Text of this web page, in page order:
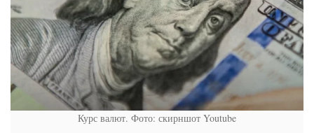
Курс валют. Фото: скирншот Youtube